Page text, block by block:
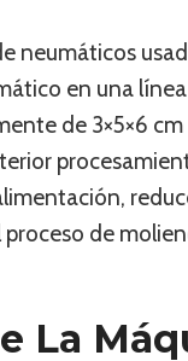
neumáticos
en una
de 3×5×6
de
La